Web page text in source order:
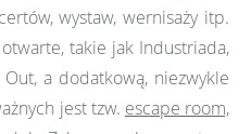
wystaw, wernisaży itp.
takie jak Industriada,
a dodatkową, niezwykle
jest tzw. escape room,